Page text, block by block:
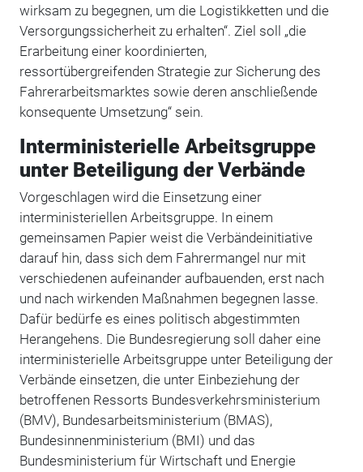
wirksam zu begegnen, um die Logistikketten und die
Versorgungssicherheit zu erhalten“. Ziel soll „die
Erarbeitung einer koordinierten,
ressortübergreifenden Strategie zur Sicherung des
Fahrerarbeitsmarktes sowie deren anschließende
konsequente Umsetzung“ sein.
Interministerielle Arbeitsgruppe
unter Beteiligung der Verbände
Vorgeschlagen wird die Einsetzung einer
interministeriellen Arbeitsgruppe. In einem
gemeinsamen Papier weist die Verbändeinitiative
darauf hin, dass sich dem Fahrermangel nur mit
verschiedenen aufeinander aufbauenden, erst nach
und nach wirkenden Maßnahmen begegnen lasse.
Dafür bedürfe es eines politisch abgestimmten
Herangehens. Die Bundesregierung soll daher eine
interministerielle Arbeitsgruppe unter Beteiligung der
Verbände einsetzen, die unter Einbeziehung der
betroffenen Ressorts Bundesverkehrsministerium
(BMV), Bundesarbeitsministerium (BMAS),
Bundesinnenministerium (BMI) und das
Bundesministerium für Wirtschaft und Energie